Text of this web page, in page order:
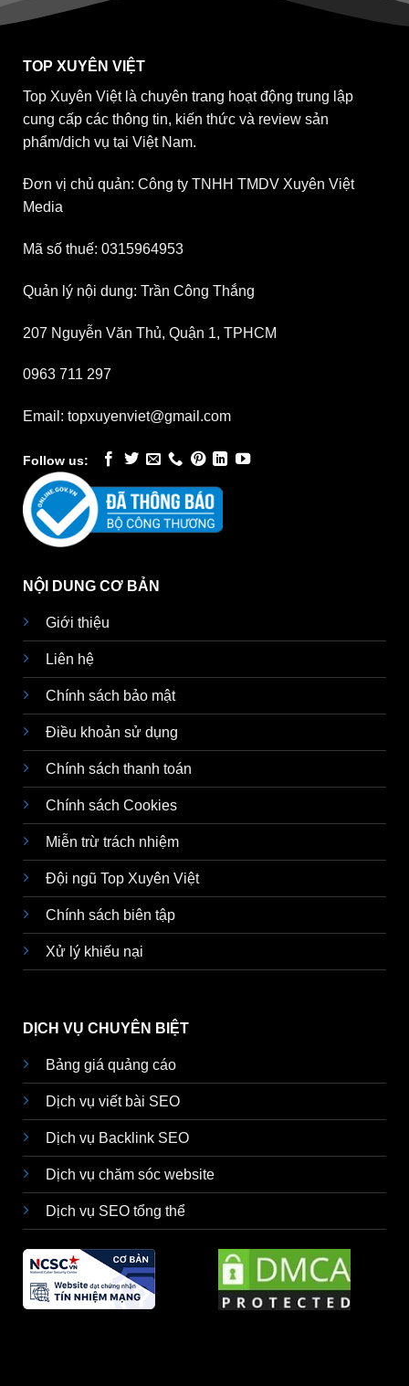
TOP XUYÊN VIỆT
Top Xuyên Việt là chuyên trang hoạt động trung lập
cung cấp các thông tin, kiến thức và review sản
phẩm/dịch vụ tại Việt Nam.
Đơn vị chủ quản: Công ty TNHH TMDV Xuyên Việt
Media
Mã số thuế: 0315964953
Quản lý nội dung: Trần Công Thắng
207 Nguyễn Văn Thủ, Quận 1, TPHCM
0963 711 297
Email: topxuyenviet@gmail.com
Follow us:
NỘI DUNG CƠ BẢN
Giới thiệu
Liên hệ
Chính sách bảo mật
Điều khoản sử dụng
Chính sách thanh toán
Chính sách Cookies
Miễn trừ trách nhiệm
Đội ngũ Top Xuyên Việt
Chính sách biên tập
Xử lý khiếu nại
DỊCH VỤ CHUYÊN BIỆT
Bảng giá quảng cáo
Dịch vụ viết bài SEO
Dịch vụ Backlink SEO
Dịch vụ chăm sóc website
Dịch vụ SEO tổng thể